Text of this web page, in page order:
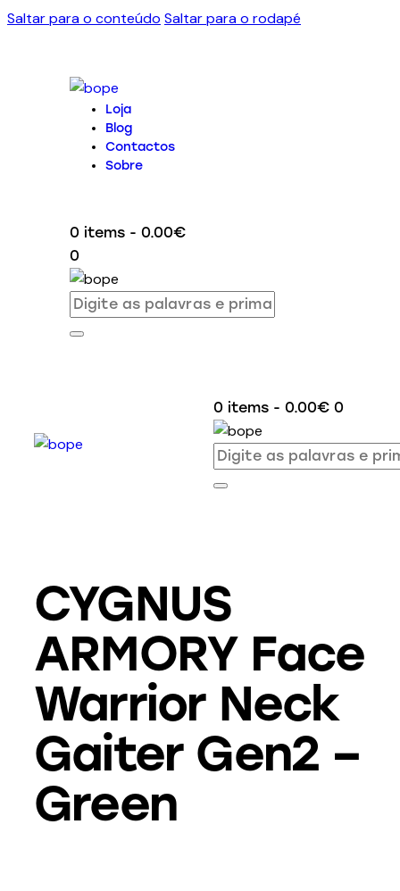
Saltar para o conteúdo Saltar para o rodapé
Loja
Blog
Contactos
Sobre
0 items - 0.00€
0
0 items - 0.00€ 0
CYGNUS
ARMORY Face
Warrior Neck
Gaiter Gen2 –
Green